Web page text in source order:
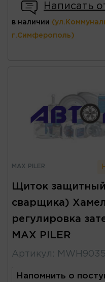
Написать
в наличии
г.Симферополь)
MAX PILER
Щиток
сварщика)
регулировка
MAX PILER
Артикул :
Напомнить о